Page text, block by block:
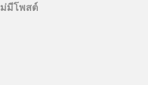
ม่มีโพสต์